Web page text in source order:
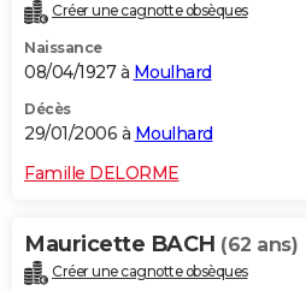
Créer une cagnotte obsèques
Naissance
08/04/1927 à Moulhard
Décès
29/01/2006 à Moulhard
Famille DELORME
Mauricette BACH (62 ans)
Créer une cagnotte obsèques